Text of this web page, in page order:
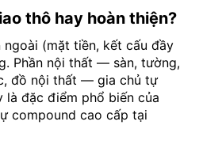
thô hay hoàn thiện?
ngoài (mặt tiền, kết cấu đầy
Phần nội thất — sàn, tường,
đồ nội thất — gia chủ tự
đặc điểm phổ biến của
compound cao cấp tại